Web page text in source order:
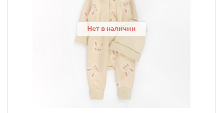
Нет в наличии